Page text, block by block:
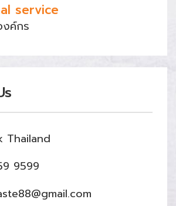
service
งค์กร
Thailand
9599